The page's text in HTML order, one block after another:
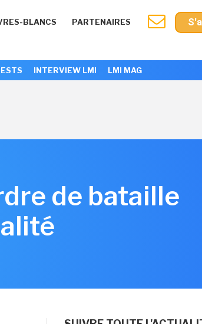
BLANCS PARTENAIRES
INTERVIEW LMI LMI MAG
de bataille